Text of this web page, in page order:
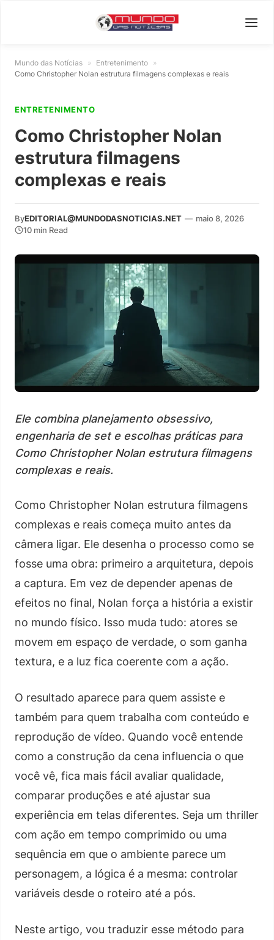
Mundo das Notícias » Entretenimento »
Como Christopher Nolan estrutura filmagens complexas e reais
ENTRETENIMENTO
Como Christopher Nolan
estrutura filmagens
complexas e reais
ByEDITORIAL@MUNDODASNOTICIAS.NET — maio 8, 2026
10 min Read
Ele combina planejamento obsessivo,
engenharia de set e escolhas práticas para
Como Christopher Nolan estrutura filmagens
complexas e reais.
Como Christopher Nolan estrutura filmagens
complexas e reais começa muito antes da
câmera ligar. Ele desenha o processo como se
fosse uma obra: primeiro a arquitetura, depois
a captura. Em vez de depender apenas de
efeitos no final, Nolan força a história a existir
no mundo físico. Isso muda tudo: atores se
movem em espaço de verdade, o som ganha
textura, e a luz fica coerente com a ação.
O resultado aparece para quem assiste e
também para quem trabalha com conteúdo e
reprodução de vídeo. Quando você entende
como a construção da cena influencia o que
você vê, fica mais fácil avaliar qualidade,
comparar produções e até ajustar sua
experiência em telas diferentes. Seja um thriller
com ação em tempo comprimido ou uma
sequência em que o ambiente parece um
personagem, a lógica é a mesma: controlar
variáveis desde o roteiro até a pós.
Neste artigo, vou traduzir esse método para